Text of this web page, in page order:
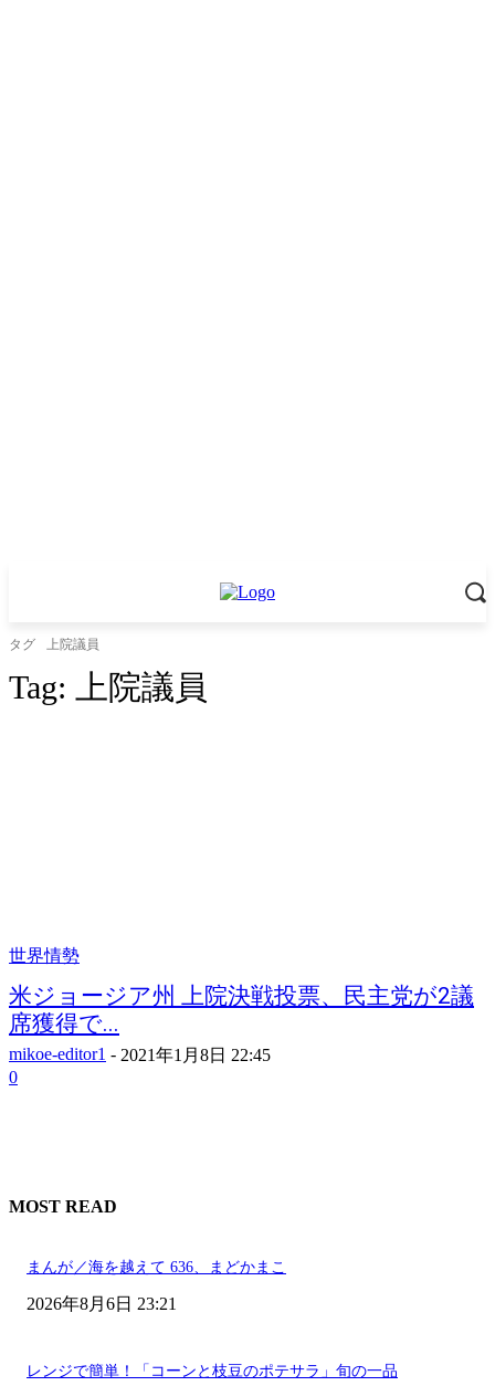
タグ 上院議員
Tag: 上院議員
世界情勢
米ジョージア州 上院決戦投票、民主党が2議
席獲得で...
mikoe-editor1 - 2021年1月8日 22:45
0
MOST READ
まんが／海を越えて 636、まどかまこ
2026年8月6日 23:21
レンジで簡単！「コーンと枝豆のポテサラ」旬の一品